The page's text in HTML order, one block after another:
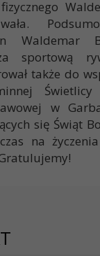
Waldemar
sportową
także do
Świetlicy
w
się Świąt
na